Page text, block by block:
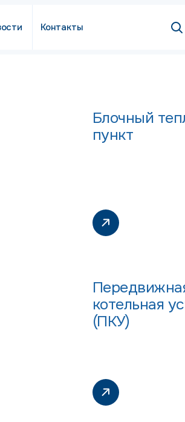
Контакты
Блочный
пункт
котельная
(ПКУ)